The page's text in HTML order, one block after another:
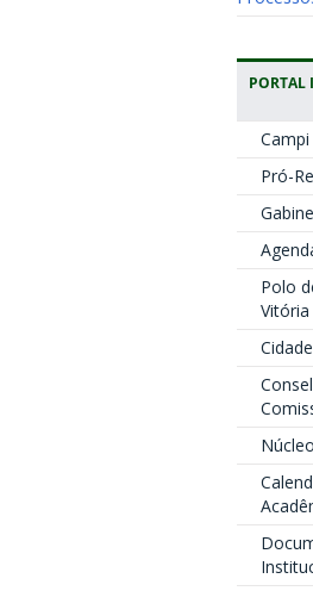
PORTAL
Campi
Pró-
Polo
Vitória